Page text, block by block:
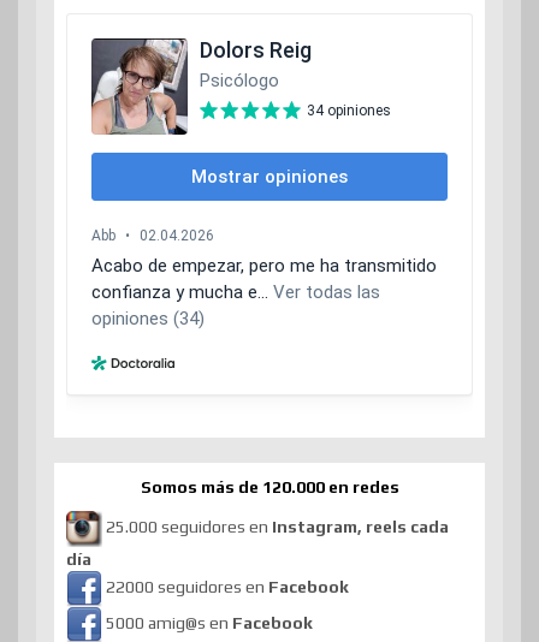
Somos más de 120.000 en redes
25.000 seguidores en Instagram, reels cada
día
22000 seguidores en Facebook
5000 amig@s en Facebook